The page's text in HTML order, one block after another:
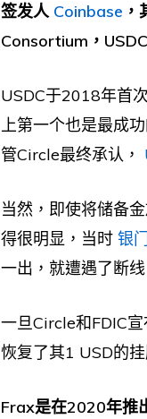
签发人 Coinbase
Consortium，
USDC于2018年首
上第一个也是最成
管Circle最终承认，
当然，即使将储备
得很明显，当时 银
一出，就遭遇了断线
一旦Circle和FDIC
恢复了其1 USD的挂
Frax是在2020年推